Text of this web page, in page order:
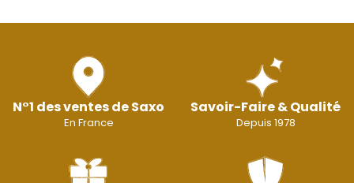
N°1 des ventes de Saxo
En France
Savoir-Faire & Qualité
Depuis 1978